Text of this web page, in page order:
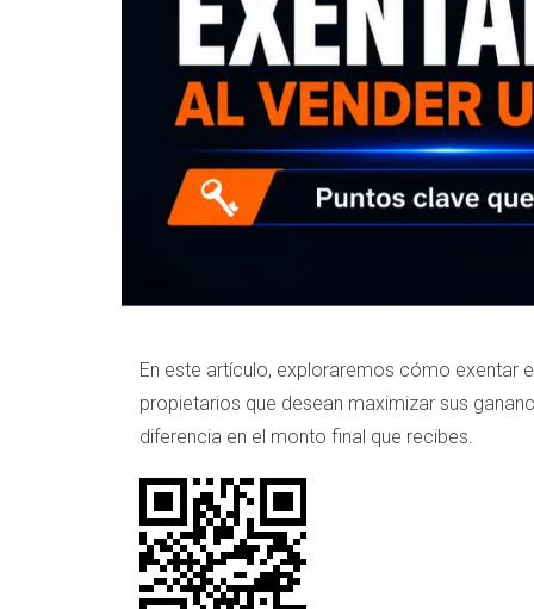
En este artículo, exploraremos cómo exentar
propietarios que desean maximizar sus
diferencia en el monto final que recibes.